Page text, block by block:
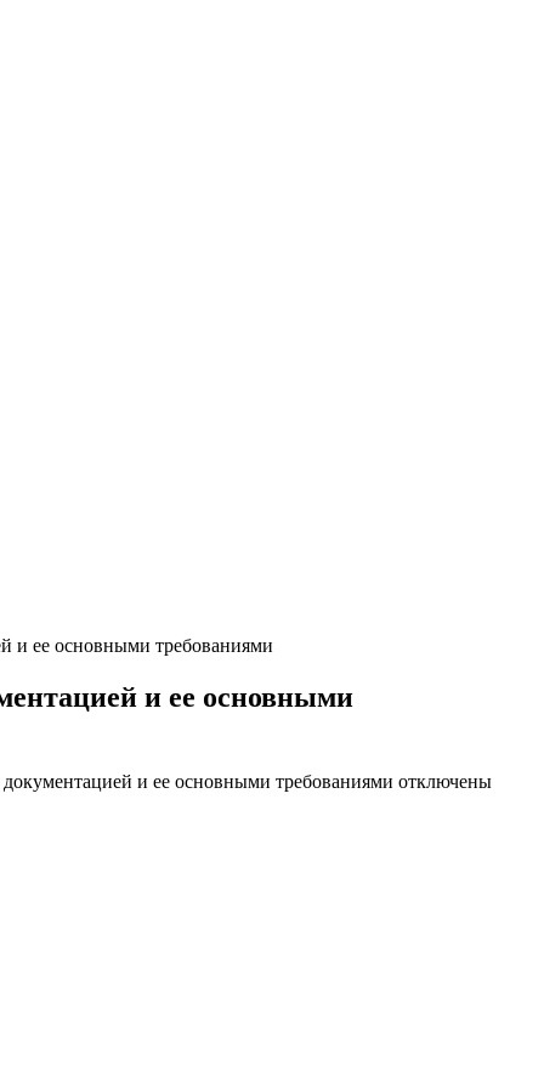
и ее основными требованиями
и ее основными
и ее основными требованиями отключены